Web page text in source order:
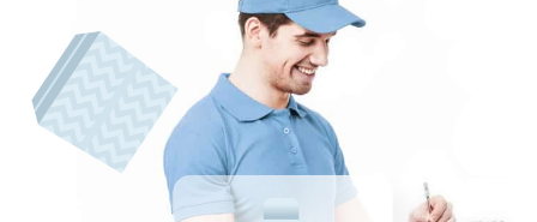
820 руб.
Заказать
Чистка от кофейных масел
540 руб.
Заказать